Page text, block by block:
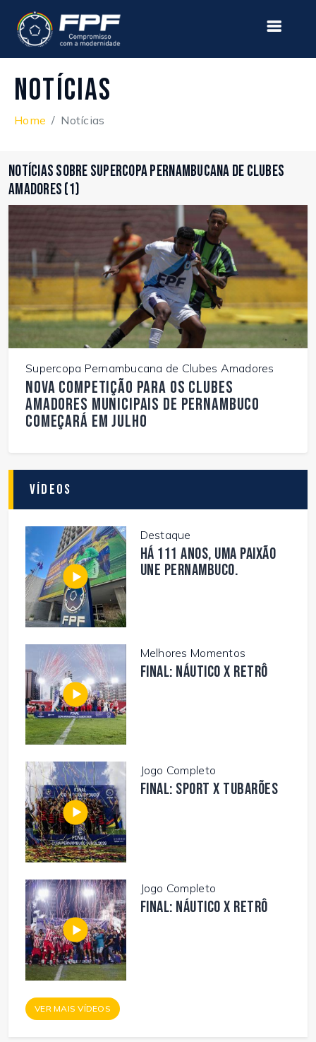
Notícias
Home Notícias
Notícias sobre Supercopa Pernambucana de Clubes
Amadores (1)
Supercopa Pernambucana de Clubes Amadores
Nova competição para os Clubes
Amadores Municipais de Pernambuco
começará em julho
Vídeos
Destaque
Há 111 anos, uma paixão
une Pernambuco.
Melhores Momentos
FINAL: NÁUTICO X RETRÔ
Jogo Completo
FINAL: SPORT X TUBARÕES
Jogo Completo
FINAL: NÁUTICO X RETRÔ
VER MAIS VÍDEOS